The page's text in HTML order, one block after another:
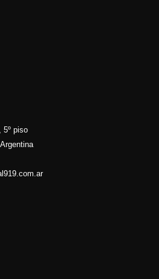
5º piso